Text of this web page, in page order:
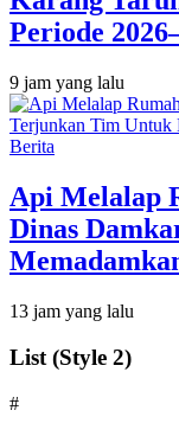
Periode
9 jam yang lalu
Berita
Api Melalap
Dinas
13 jam yang lalu
List (Style 2)
#